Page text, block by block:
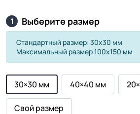
1 Выберите размер
Стандартный размер: 30х30 мм
Максимальный размер 100х150 мм
30×30 мм 40×40 мм
Свой размер